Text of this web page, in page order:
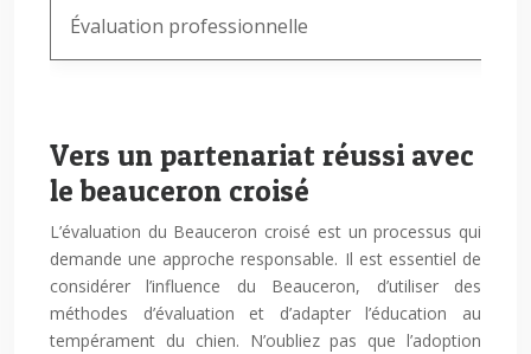
Évaluation professionnelle
Vers un partenariat réussi avec
le beauceron croisé
L’évaluation du Beauceron croisé est un processus qui
demande une approche responsable. Il est essentiel de
considérer l’influence du Beauceron, d’utiliser des
méthodes d’évaluation et d’adapter l’éducation au
tempérament du chien. N’oubliez pas que l’adoption